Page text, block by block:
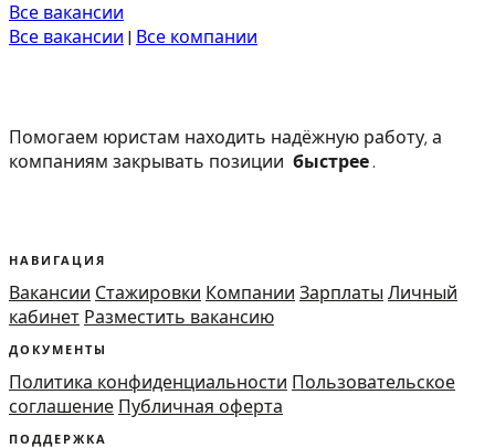
Все вакансии
Все вакансии | Все компании
Помогаем юристам находить надёжную работу, а
компаниям закрывать позиции быстрее.
НАВИГАЦИЯ
Вакансии Стажировки Компании Зарплаты Личный
кабинет Разместить вакансию
ДОКУМЕНТЫ
Политика конфиденциальности Пользовательское
соглашение Публичная оферта
ПОДДЕРЖКА